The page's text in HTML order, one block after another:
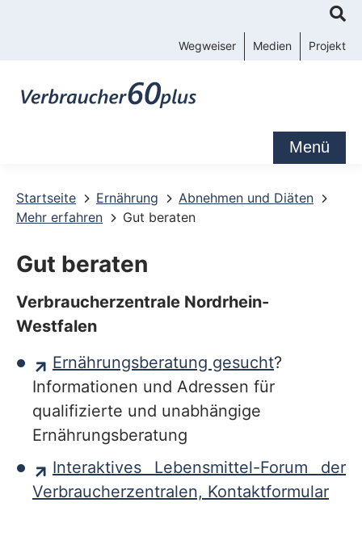
Wegweiser Medien Projekt
Menü
Startseite Ernährung
Abnehmen und Diäten
Mehr erfahren
Gut beraten
Gut beraten
Verbraucherzentrale Nordrhein-
Westfalen
Ernährungsberatung gesucht?
Informationen und Adressen für
qualifizierte und unabhängige
Ernährungsberatung
Interaktives Lebensmittel-Forum der
Verbraucherzentralen, Kontaktformular